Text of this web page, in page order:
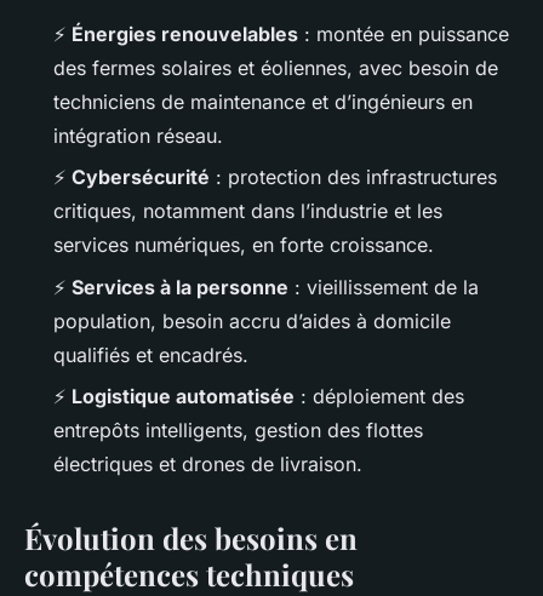
⚡ Énergies renouvelables : montée en puissance
des fermes solaires et éoliennes, avec besoin de
techniciens de maintenance et d’ingénieurs en
intégration réseau.
⚡ Cybersécurité : protection des infrastructures
critiques, notamment dans l’industrie et les
services numériques, en forte croissance.
⚡ Services à la personne : vieillissement de la
population, besoin accru d’aides à domicile
qualifiés et encadrés.
⚡ Logistique automatisée : déploiement des
entrepôts intelligents, gestion des flottes
électriques et drones de livraison.
Évolution des besoins en
compétences techniques